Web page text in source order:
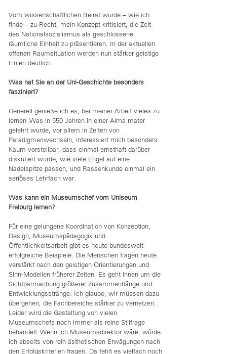
Vom wissenschaftlichen Beirat wurde – wie ich
finde – zu Recht, mein Konzept kritisiert, die Zeit
des Nationalsozialismus als geschlossene
räumliche Einheit zu präsentieren. In der aktuellen
offenen Raumsituation werden nun stärker geistige
Linien deutlich.
Was hat Sie an der Uni-Geschichte besonders
fasziniert?
Generell genieße ich es, bei meiner Arbeit vieles zu
lernen. Was in 550 Jahren in einer Alma mater
gelehrt wurde, vor allem in Zeiten von
Paradigmenwechseln, interessiert mich besonders.
Kaum vorstellbar, dass einmal ernsthaft darüber
diskutiert wurde, wie viele Engel auf eine
Nadelspitze passen, und Rassenkunde einmal ein
seriöses Lehrfach war.
Was kann ein Museumschef vom Uniseum
Freiburg lernen?
Für eine gelungene Koordination von Konzeption,
Design, Museumspädagogik und
Öffentlichkeitsarbeit gibt es heute bundesweit
erfolgreiche Beispiele. Die Menschen fragen heute
verstärkt nach den geistigen Orientierungen und
Sinn-Modellen früherer Zeiten. Es geht ihnen um die
Sichtbarmachung größerer Zusammenhänge und
Entwicklungsstränge. Ich glaube, wir müssen dazu
übergehen, die Fachbereiche stärker zu vernetzen.
Leider wird die Gestaltung von vielen
Museumschefs noch immer als reine Stilfrage
behandelt. Wenn ich Museumsdirektor wäre, würde
ich abseits von rein ästhetischen Erwägungen nach
den Erfolgskriterien fragen. Da fehlt es vielfach noch